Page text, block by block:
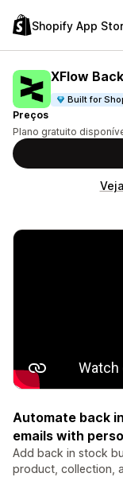
Shopify App
XFlow
Built for
Preços
Plano gratuito
Automate back
emails with
Add back in stock
product, collection,